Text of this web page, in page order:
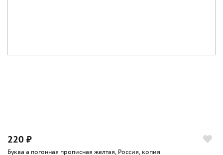
220 ₽
Буква а погонная прописная желтая, Россия, копия